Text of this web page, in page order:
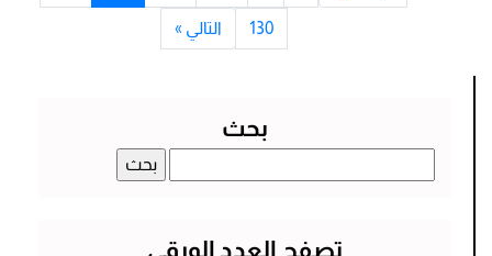
130 التالي »
بحث
عن:
تصفح العدد الورقي